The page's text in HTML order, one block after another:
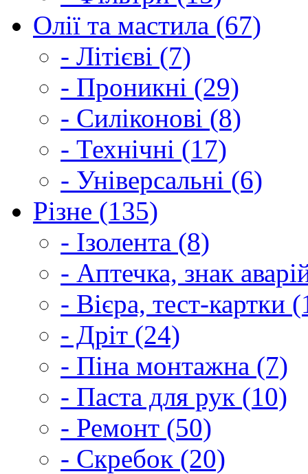
Олії та мастила (67)
- Літієві (7)
- Проникні (29)
- Силіконові (8)
- Технічні (17)
- Універсальні (6)
Різне (135)
- Ізолента (8)
- Аптечка, знак
- Вієра, тест-картки
- Дріт (24)
- Піна монтажна (7)
- Паста для рук (10)
- Ремонт (50)
- Скребок (20)